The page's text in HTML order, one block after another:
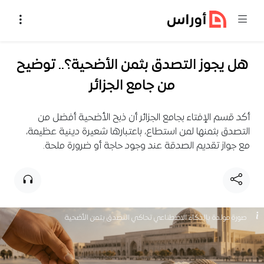
هل يجوز التصدق بثمن الأضحية؟.. توضيح
من جامع الجزائر
أكد قسم الإفتاء بجامع الجزائر أن ذبح الأضحية أفضل من
التصدق بثمنها لمن استطاع، باعتبارها شعيرة دينية عظيمة،
مع جواز تقديم الصدقة عند وجود حاجة أو ضرورة ملحة.
صورة مولدة بالذكاء الاصطناعي تحاكي التصدق بثمن الأضحية